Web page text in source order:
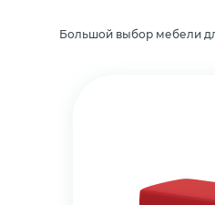
Большой выбор мебели